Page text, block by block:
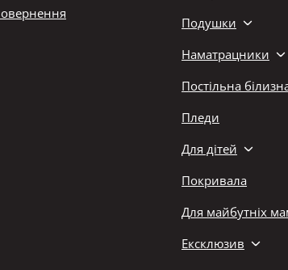
Подушки
Наматрацники
Постільна
Пледи
Для дітей
Покривала
Для майбутніх
Ексклюзив